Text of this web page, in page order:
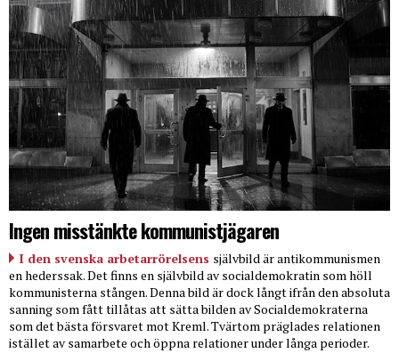
Ingen misstänkte kommunistjägaren
I den svenska arbetarrörelsens självbild är antikommunismen
en hederssak. Det finns en självbild av socialdemokratin som höll
kommunisterna stången. Denna bild är dock långt ifrån den absoluta
sanning som fått tillåtas att sätta bilden av Socialdemokraterna
som det bästa försvaret mot Kreml. Tvärtom präglades relationen
istället av samarbete och öppna relationer under långa perioder.